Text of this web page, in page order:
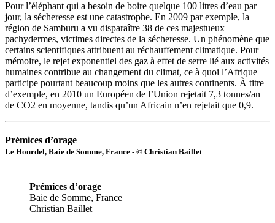
Pour l’éléphant qui a besoin de boire quelque 100 litres d’eau par
jour, la sécheresse est une catastrophe. En 2009 par exemple, la
région de Samburu a vu disparaître 38 de ces majestueux
pachydermes, victimes directes de la sécheresse. Un phénomène que
certains scientifiques attribuent au réchauffement climatique. Pour
mémoire, le rejet exponentiel des gaz à effet de serre lié aux activités
humaines contribue au changement du climat, ce à quoi l’Afrique
participe pourtant beaucoup moins que les autres continents. À titre
d’exemple, en 2010 un Européen de l’Union rejetait 7,3 tonnes/an
de CO2 en moyenne, tandis qu’un Africain n’en rejetait que 0,9.
Prémices d’orage
Le Hourdel, Baie de Somme, France - © Christian Baillet
Prémices d’orage
Baie de Somme, France
Christian Baillet